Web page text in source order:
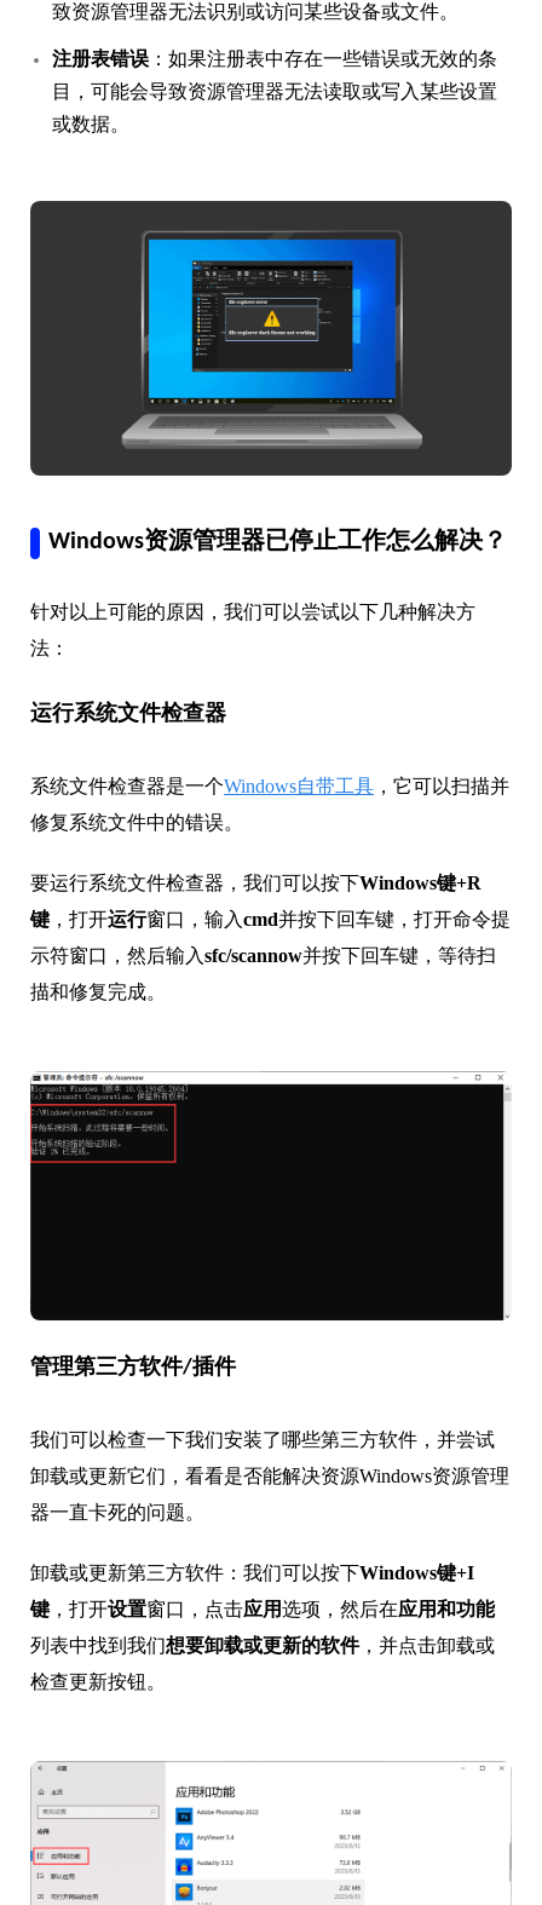
致资源管理器无法识别或访问某些设备或文件。
注册表错误 ：如果注册表中存在一些错误或无效的条
目，可能会导致资源管理器无法读取或写入某些设置
或数据。
Windows资源管理器已停止工作怎么解决？
针对以上可能的原因，我们可以尝试以下几种解决方
法：
运行系统文件检查器
系统文件检查器是一个Windows自带工具 ，它可以扫描并
修复系统文件中的错误。
要运行系统文件检查器，我们可以按下Windows键+R
键 ，打开运行窗口，输入cmd并按下回车键，打开命令提
示符窗口，然后输入sfc/scannow并按下回车键，等待扫
描和修复完成。
管理第三方软件/插件
我们可以检查一下我们安装了哪些第三方软件，并尝试
卸载或更新它们，看看是否能解决资源Windows资源管理
器一直卡死的问题。
卸载或更新第三方软件：我们可以按下Windows键+I
键 ，打开设置窗口，点击应用选项，然后在应用和功能
列表中找到我们想要卸载或更新的软件，并点击卸载或
检查更新按钮。